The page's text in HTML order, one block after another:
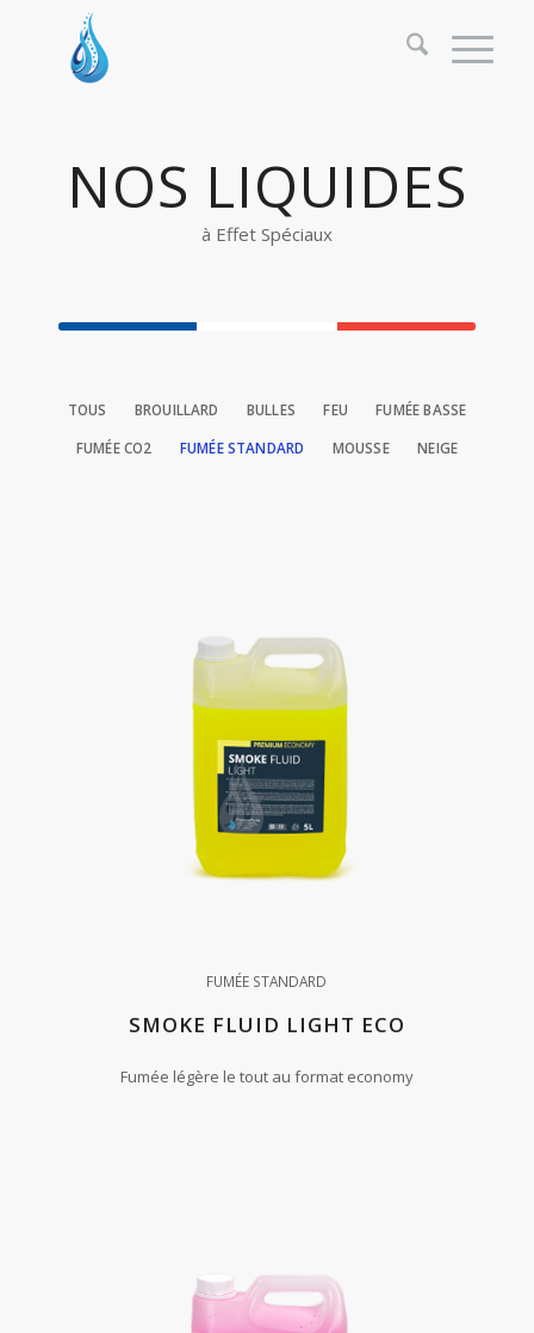
NOS LIQUIDES
à Effet Spéciaux
TOUS BROUILLARD BULLES FEU FUMÉE BASSE
FUMÉE CO2 FUMÉE STANDARD MOUSSE NEIGE
FUMÉE STANDARD
SMOKE FLUID LIGHT ECO
Fumée légère le tout au format economy